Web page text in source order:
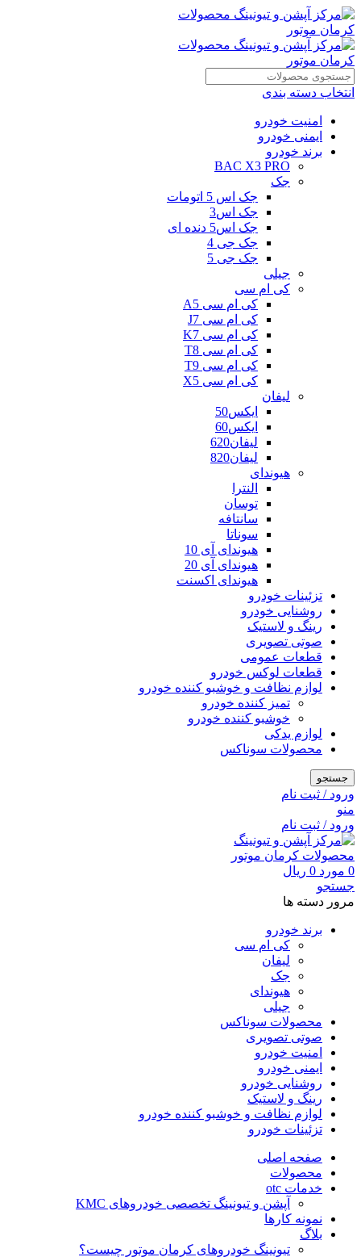
انتخاب دسته بندی
امنیت خودرو
ایمنی خودرو
برند خودرو
BAC X3 PRO
جک
جک اس 5 اتومات
جک اس3
جک اس5 دنده ای
جک جی 4
جک جی 5
جیلی
کی ام سی
کی ام سی A5
کی ام سی J7
کی ام سی K7
کی ام سی T8
کی ام سی T9
کی ام سی X5
لیفان
ایکس50
ایکس60
لیفان620
لیفان820
هیوندای
النترا
توسان
سانتافه
سوناتا
هیوندای آی 10
هیوندای آی 20
هیوندای اکسنت
تزئینات خودرو
روشنایی خودرو
رینگ و لاستیک
صوتی تصویری
قطعات عمومی
قطعات لوکس خودرو
لوازم نظافت و خوشبو کننده خودرو
تمیز کننده خودرو
خوشبو کننده خودرو
لوازم یدکی
محصولات سوناکس
جستجو
ورود / ثبت نام
منو
ورود / ثبت نام
0 مورد 0 ریال
جستجو
مرور دسته ها
برند خودرو
کی ام سی
لیفان
جک
هیوندای
جیلی
محصولات سوناکس
صوتی تصویری
امنیت خودرو
ایمنی خودرو
روشنایی خودرو
رینگ و لاستیک
لوازم نظافت و خوشبو کننده خودرو
تزئینات خودرو
صفحه اصلی
محصولات
خدمات otc
آپشن و تیونینگ تخصصی خودروهای KMC
نمونه کارها
بلاگ
تیونینگ خودروهای کرمان موتور چیست؟